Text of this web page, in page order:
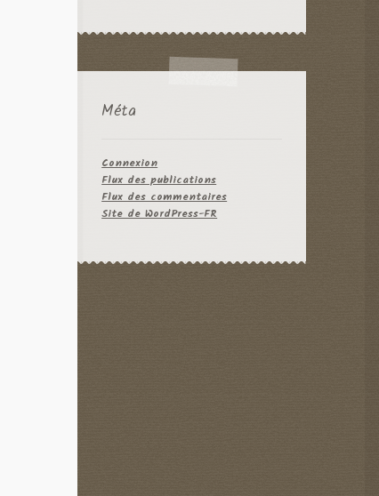
Méta
Connexion
Flux des publications
Flux des commentaires
Site de WordPress-FR